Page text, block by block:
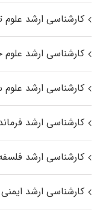
کارشناسی ارشد علوم
کارشناسی ارشد علوم
کارشناسی ارشد
کارشناسی ارشد
کارشناسی ارشد
کارشناسی ارشد